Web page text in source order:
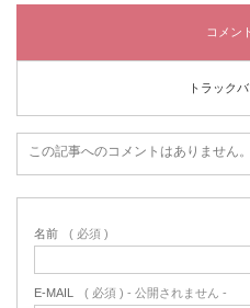
コメン
トラック
この記事へのコメントはありません。
名前 ( 必須 )
E-MAIL ( 必須 ) - 公開されません -